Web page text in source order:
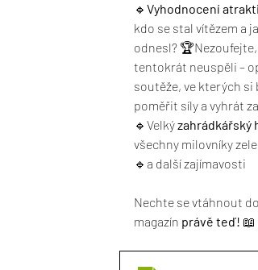
🔹 Vyhodnocení
kdo se stal vítězem a
odnesl?
tentokrát neuspěli –
soutěže, ve kterých
poměřit síly a vyhrát
🔹Velký zahrádkářský
všechny milovníky
🔹a další zajímavosti
Nechte se vtáhnout
magazín právě teď! 📖